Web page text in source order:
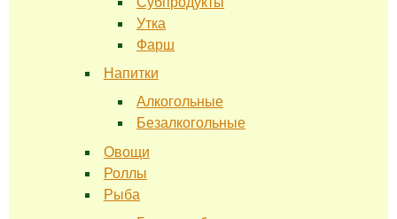
Утка
Фарш
Напитки
Алкогольные
Безалкогольные
Овощи
Роллы
Рыба